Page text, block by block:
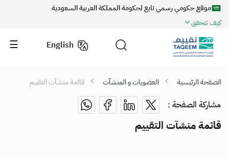
موقع حكومي رسمي تابع لحكومة المملكة العربية السعودية
كيف تتحقق
English
الصفحة الرئيسية العضويات و المنشآت قائمة منشآت التقييم
مشاركة الصفحة :
قائمة منشآت التقييم